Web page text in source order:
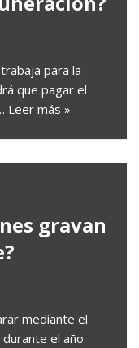
para la
que pagar el
Leer más »
gravan
mediante el
el año